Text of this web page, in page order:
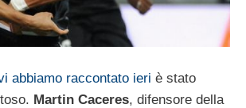
abbiamo raccontato ieri è stato
Martin Caceres, difensore della